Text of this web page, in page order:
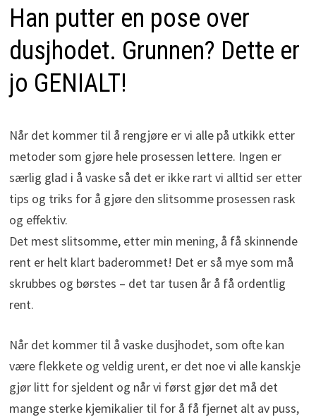
Han putter en pose over
dusjhodet. Grunnen? Dette er
jo GENIALT!
Når det kommer til å rengjøre er vi alle på utkikk etter
metoder som gjøre hele prosessen lettere. Ingen er
særlig glad i å vaske så det er ikke rart vi alltid ser etter
tips og triks for å gjøre den slitsomme prosessen rask
og effektiv.
Det mest slitsomme, etter min mening, å få skinnende
rent er helt klart baderommet! Det er så mye som må
skrubbes og børstes – det tar tusen år å få ordentlig
rent.
Når det kommer til å vaske dusjhodet, som ofte kan
være flekkete og veldig urent, er det noe vi alle kanskje
gjør litt for sjeldent og når vi først gjør det må det
mange sterke kjemikalier til for å få fjernet alt av puss,